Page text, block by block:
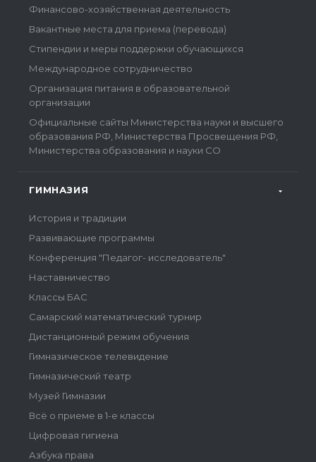
Финансово-хозяйственная деятельность
Вакантные места для приема (перевода)
Стипендии и меры поддержки обучающихся
Международное сотрудничество
Организация питания в образовательной
организации
Официальные сайты Министерства науки и высшего
образования РФ, Министерства Просвещения РФ,
Министерства образования и науки СО
ГИМНАЗИЯ
История и традиции
Развивающие программы
Конференция "Педагог- исследователь"
Наставничество
Классы БАС
Самарский математический турнир
Дистанционный режим обучения
Гимназическое телевидение
Гимназический театр
Музей Гимназии
Всё о приеме в 1-е классы
Цифровая гигиена
Азбука права